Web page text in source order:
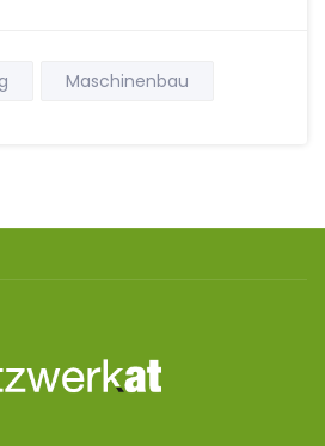
Maschinenbau